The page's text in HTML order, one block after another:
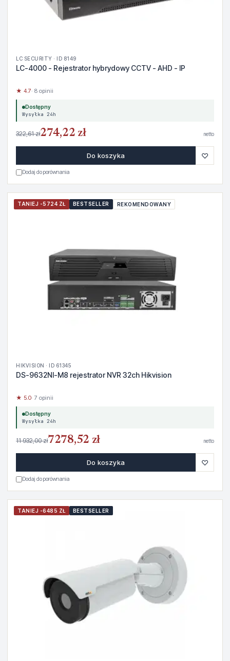
LC SECURITY · ID 8149
LC-4000 - Rejestrator hybrydowy CCTV - AHD - IP
★ 4.7· 8 opinii
Dostępny
Wysyłka 24h
322,61 zł274,22 zł netto
Do koszyka ♡
Dodaj do porównania
TANIEJ -5724 ZŁ BESTSELLER REKOMENDOWANY
HIKVISION · ID 61345
DS-9632NI-M8 rejestrator NVR 32ch Hikvision
★ 5.0· 7 opinii
Dostępny
Wysyłka 24h
11 932,00 zł7278,52 zł netto
Do koszyka ♡
Dodaj do porównania
TANIEJ -6485 ZŁ BESTSELLER